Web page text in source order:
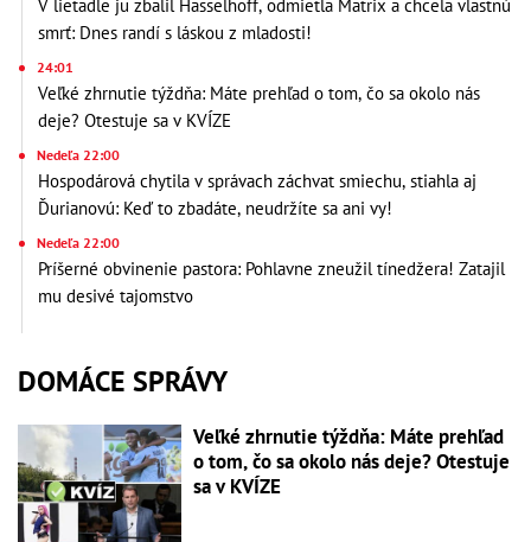
V lietadle ju zbalil Hasselhoff, odmietla Matrix a chcela vlastnú
smrť: Dnes randí s láskou z mladosti!
24:01
Veľké zhrnutie týždňa: Máte prehľad o tom, čo sa okolo nás
deje? Otestuje sa v KVÍZE
Nedeľa 22:00
Hospodárová chytila v správach záchvat smiechu, stiahla aj
Ďurianovú: Keď to zbadáte, neudržíte sa ani vy!
Nedeľa 22:00
Príšerné obvinenie pastora: Pohlavne zneužil tínedžera! Zatajil
mu desivé tajomstvo
DOMÁCE SPRÁVY
Veľké zhrnutie týždňa: Máte prehľad
o tom, čo sa okolo nás deje? Otestuje
sa v KVÍZE